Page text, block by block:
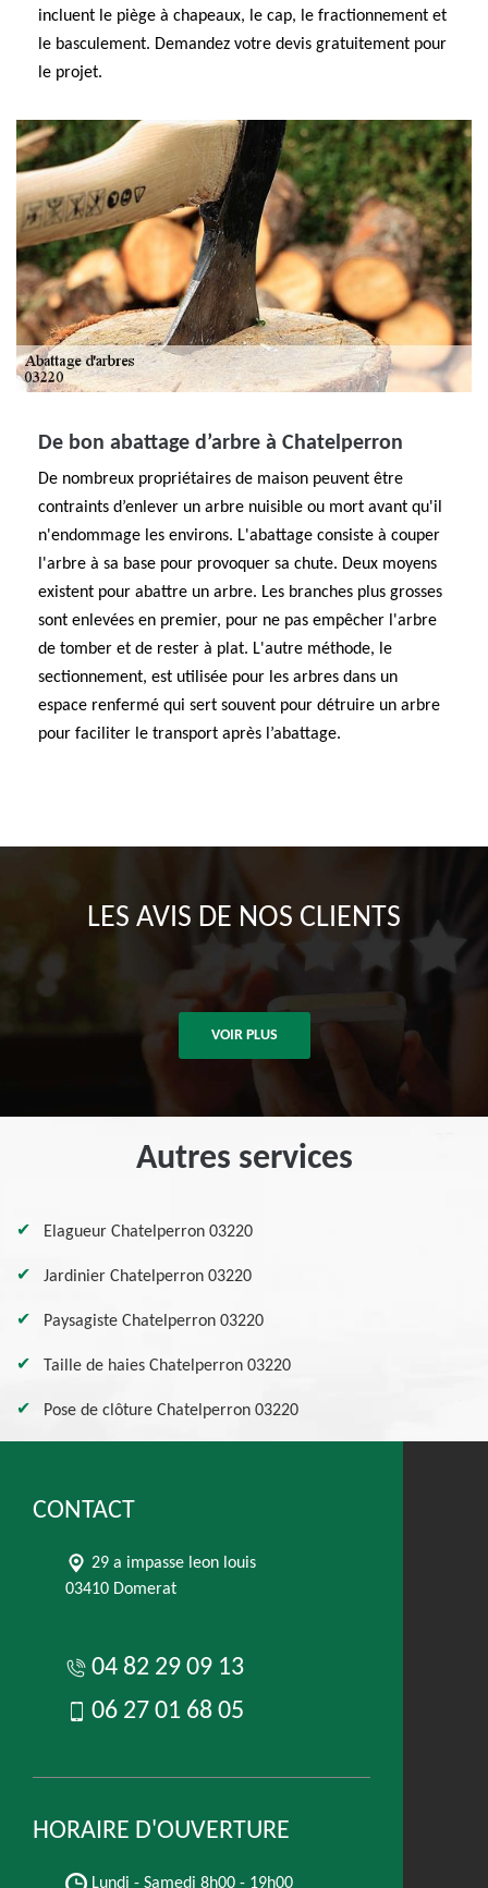
incluent le piège à chapeaux, le cap, le fractionnement et
le basculement. Demandez votre devis gratuitement pour
le projet.
De bon abattage d’arbre à Chatelperron
De nombreux propriétaires de maison peuvent être
contraints d’enlever un arbre nuisible ou mort avant qu'il
n'endommage les environs. L'abattage consiste à couper
l'arbre à sa base pour provoquer sa chute. Deux moyens
existent pour abattre un arbre. Les branches plus grosses
sont enlevées en premier, pour ne pas empêcher l'arbre
de tomber et de rester à plat. L'autre méthode, le
sectionnement, est utilisée pour les arbres dans un
espace renfermé qui sert souvent pour détruire un arbre
pour faciliter le transport après l’abattage.
LES AVIS DE NOS CLIENTS
VOIR PLUS
Autres services
Elagueur Chatelperron 03220
Jardinier Chatelperron 03220
Paysagiste Chatelperron 03220
Taille de haies Chatelperron 03220
Pose de clôture Chatelperron 03220
CONTACT
29 a impasse leon louis
03410 Domerat
04 82 29 09 13
06 27 01 68 05
HORAIRE D'OUVERTURE
Lundi - Samedi 8h00 - 19h00